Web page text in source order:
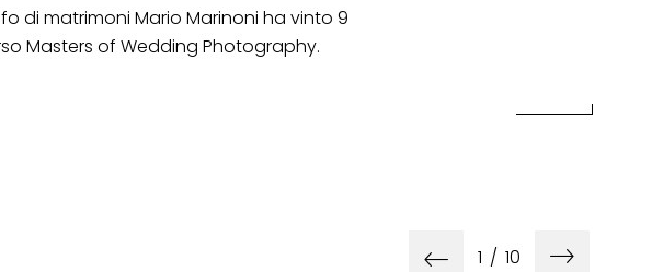
di matrimoni Mario Marinoni ha vinto 9
Masters of Wedding Photography.
1 / 10